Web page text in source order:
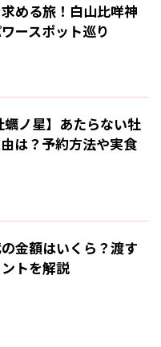
める旅！白山比咩神
ースポット巡り
蠣ノ星】あたらない牡
は？予約方法や実食
金額はいくら？渡す
トを解説